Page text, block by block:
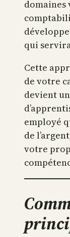
domaines
qui
Cette
de votre
devient
employé
de
votre